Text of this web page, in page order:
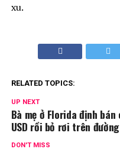
xu.
RELATED TOPICS:
UP NEXT
Bà mẹ ở Florida định
USD rồi bỏ rơi trên
DON'T MISS